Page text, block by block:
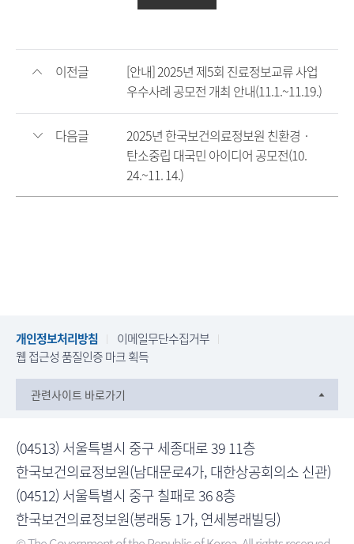
이전글
[안내] 2025년 제5회 진료정보교류 사업
우수사례 공모전 개최 안내(11.1.~11.19.)
다음글
2025년 한국보건의료정보원 친환경‧
탄소중립 대국민 아이디어 공모전(10.
24.~11. 14.)
개인정보처리방침
이메일무단수집거부
웹 접근성 품질인증 마크 획득
관련사이트 바로가기
(04513) 서울특별시 중구 세종대로 39 11층
한국보건의료정보원(남대문로4가, 대한상공회의소 신관)
(04512) 서울특별시 중구 칠패로 36 8층
한국보건의료정보원(봉래동 1가, 연세봉래빌딩)